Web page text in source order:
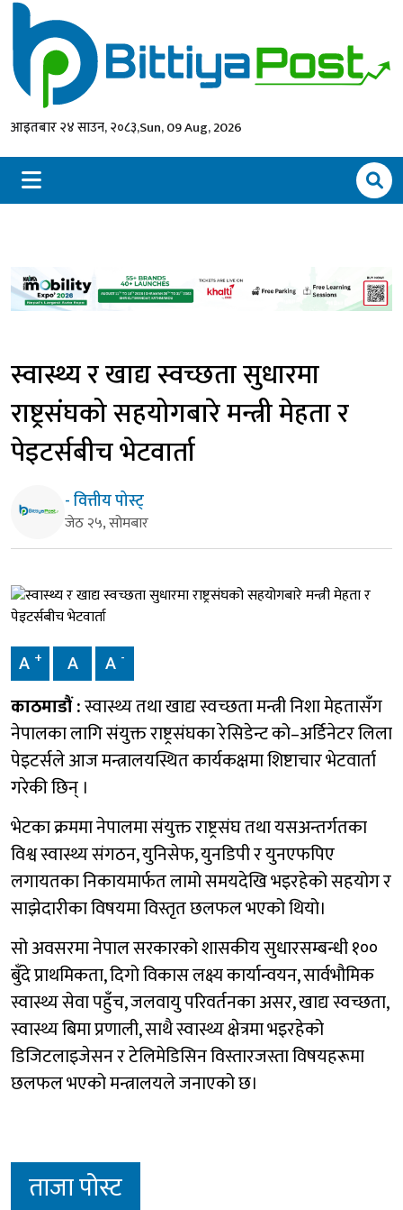
आइतबार २४ साउन, २०८३,Sun, 09 Aug, 2026
स्वास्थ्य र खाद्य स्वच्छता सुधारमा
राष्ट्रसंघको सहयोगबारे मन्त्री मेहता र
पेइटर्सबीच भेटवार्ता
- वित्तीय पोस्ट्
जेठ २५, सोमबार
A + A A -
काठमाडौं :स्वास्थ्य तथा खाद्य स्वच्छता मन्त्री निशा मेहतासँग
नेपालका लागि संयुक्त राष्ट्रसंघका रेसिडेन्ट को–अर्डिनेटर लिला
पेइटर्सले आज मन्त्रालयस्थित कार्यकक्षमा शिष्टाचार भेटवार्ता
गरेकी छिन् ।
भेटका क्रममा नेपालमा संयुक्त राष्ट्रसंघ तथा यसअन्तर्गतका
विश्व स्वास्थ्य संगठन, युनिसेफ, युनडिपी र युनएफपिए
लगायतका निकायमार्फत लामो समयदेखि भइरहेको सहयोग र
साझेदारीका विषयमा विस्तृत छलफल भएको थियो।
सो अवसरमा नेपाल सरकारको शासकीय सुधारसम्बन्धी १००
बुँदे प्राथमिकता, दिगो विकास लक्ष्य कार्यान्वयन, सार्वभौमिक
स्वास्थ्य सेवा पहुँच, जलवायु परिवर्तनका असर, खाद्य स्वच्छता,
स्वास्थ्य बिमा प्रणाली, साथै स्वास्थ्य क्षेत्रमा भइरहेको
डिजिटलाइजेसन र टेलिमेडिसिन विस्तारजस्ता विषयहरूमा
छलफल भएको मन्त्रालयले जनाएको छ।
ताजा पोस्ट